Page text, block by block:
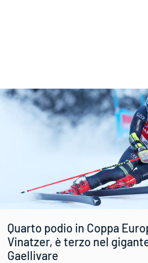
Quarto podio in Coppa
Vinatzer, è terzo nel
Gaellivare